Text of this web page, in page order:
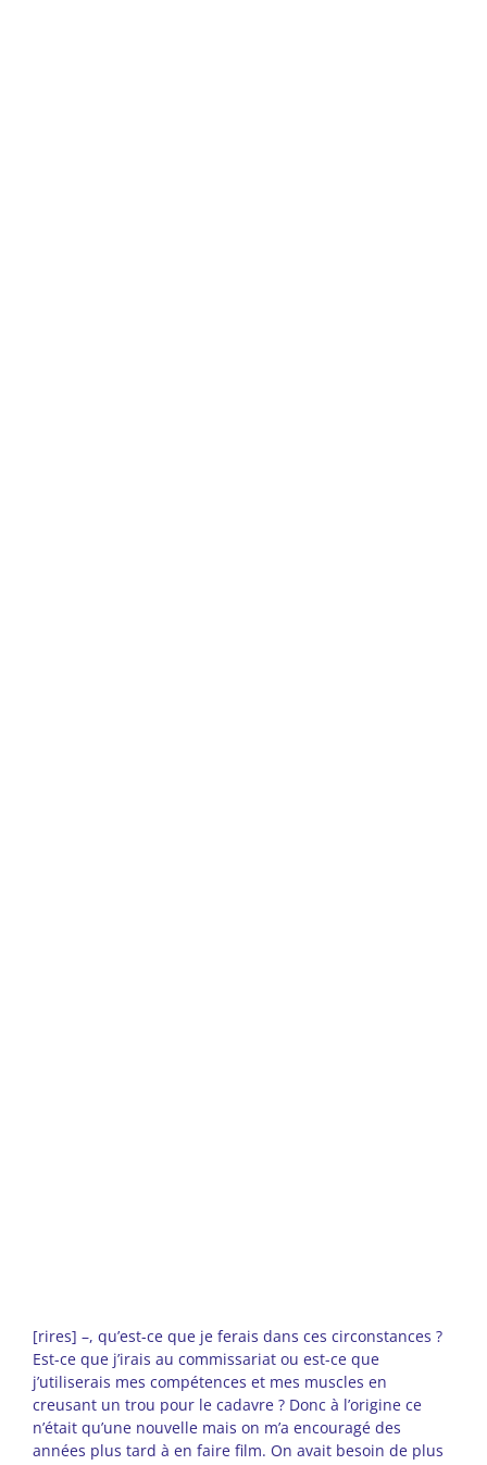
[rires] –, qu’est-ce que je ferais dans ces circonstances ?
Est-ce que j’irais au commissariat ou est-ce que
j’utiliserais mes compétences et mes muscles en
creusant un trou pour le cadavre ? Donc à l’origine ce
n’était qu’une nouvelle mais on m’a encouragé des
années plus tard à en faire film. On avait besoin de plus